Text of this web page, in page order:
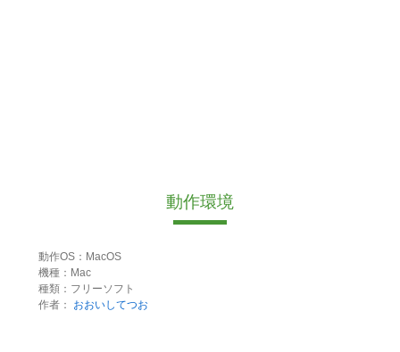
動作環境
動作OS：MacOS
機種：Mac
種類：フリーソフト
作者：
おおいしてつお